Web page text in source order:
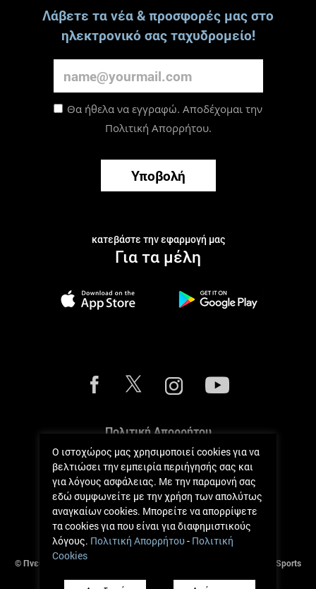
Λάβετε τα νέα & προσφορές μας στο
ηλεκτρονικό σας ταχυδρομείο!
Θα ήθελα να εγγραφώ. Αποδέχομαι την
Πολιτική Απορρήτου.
Υποβολή
κατεβάστε την εφαρμογή μας
Για τα μέλη
Πολιτική Απορρήτου
Πολιτική Cookies
Κανόνες Μετρήσεων
Όροι και Κανόνες
© Πνευματικά Δικαιώματα 2017 - 2026 Andreas Zachariou Holistic Sports
Ο ιστοχώρος μας χρησιμοποιεί cookies για να
βελτιώσει την εμπειρία περιήγησής σας και
για λόγους ασφάλειας. Με την παραμονή σας
εδώ συμφωνείτε με την χρήση των απολύτως
αναγκαίων cookies. Μπορείτε να απορρίψετε
τα cookies για που είναι για διαφημιστικούς
λόγους. Πολιτική Απορρήτου- Πολιτική
Cookies